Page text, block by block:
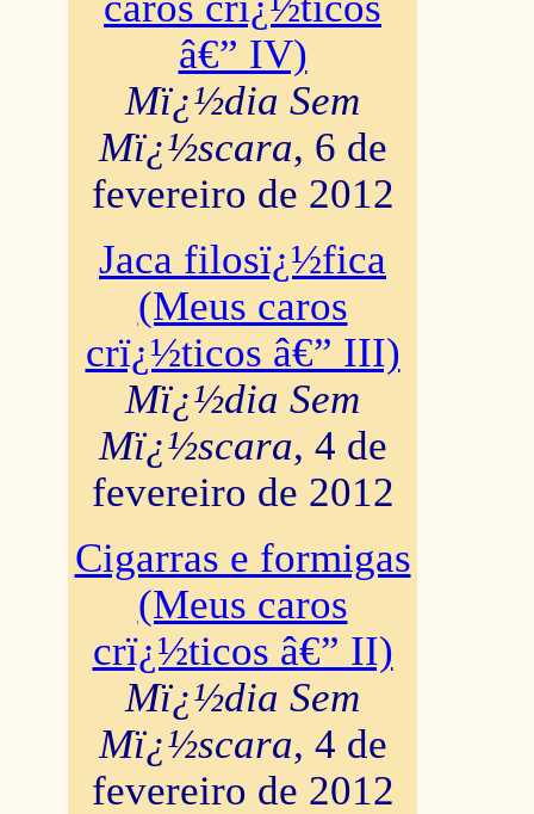
â€” IV)
Mï¿½dia Sem
Mï¿½scara, 6 de
fevereiro de 2012
Jaca filosï¿½fica
(Meus caros
crï¿½ticos â€” III)
Mï¿½dia Sem
Mï¿½scara, 4 de
fevereiro de 2012
Cigarras e formigas
(Meus caros
crï¿½ticos â€” II)
Mï¿½dia Sem
Mï¿½scara, 4 de
fevereiro de 2012